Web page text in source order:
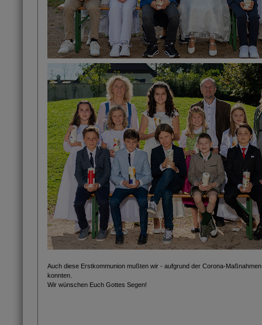
Auch diese Erstkommunion mußten wir - aufgrund der Corona-
konnten.
Wir wünschen Euch Gottes Segen!